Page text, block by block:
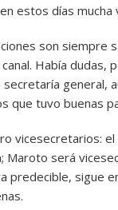
estos días
son siempre
Había
secretaría general,
que tuvo buenas
vicesecretarios:
Maroto será
predecible, sigue